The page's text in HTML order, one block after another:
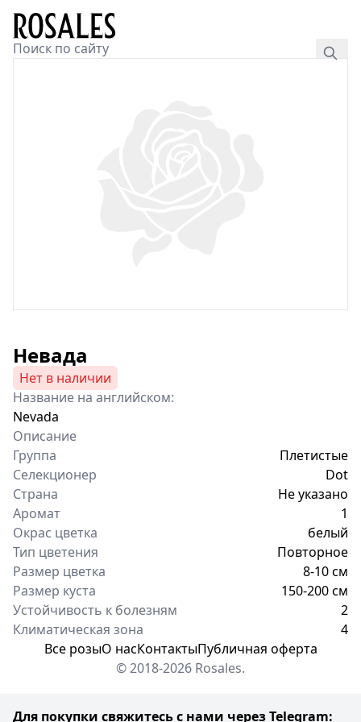
Невада
Нет в наличии
Название на английском:
Nevada
Описание
Группа
Плетистые
Селекционер
Dot
Страна
Не указано
Аромат
1
Окрас цветка
белый
Тип цветения
Повторное
Размер цветка
8-10 см
Размер куста
150-200 см
Устойчивость к болезням
2
Климатическая зона
4
Для покупки свяжитесь с нами через Telegram:
Все розыО насКонтактыПубличная оферта
© 2018-2026 Rosales.